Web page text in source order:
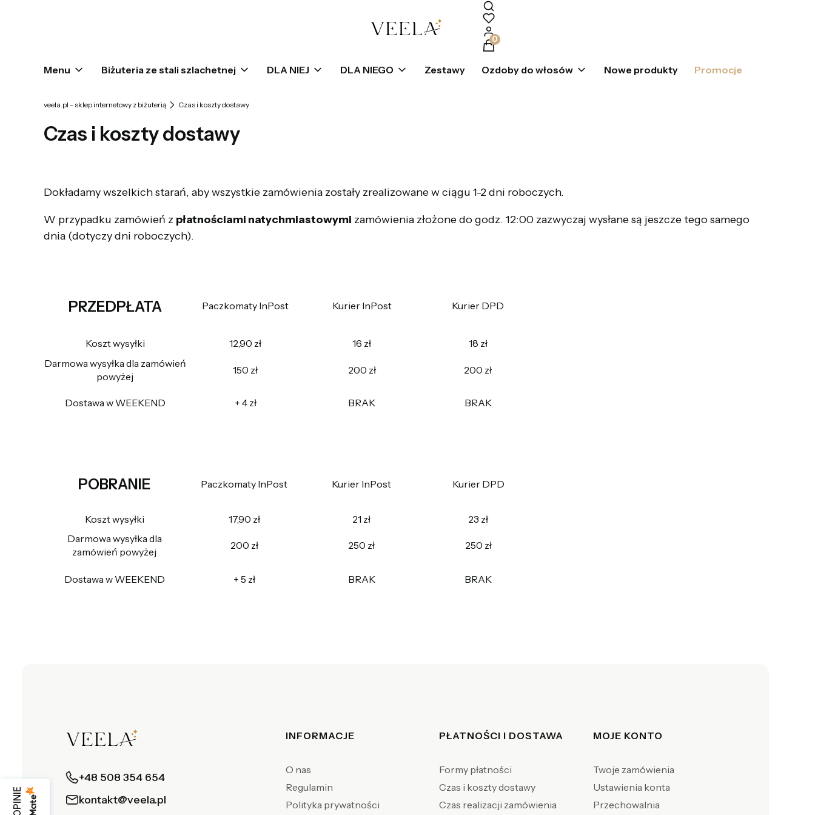
Produkty w koszyku: 0. Zobacz szczegóły
Menu Biżuteria ze stali szlachetnej DLA NIEJ DLA NIEGO Zestawy Ozdoby do włosów Nowe produkty Promocje
veela.pl - sklep internetowy z biżuterią Czas i koszty dostawy
Czas i koszty dostawy
Dokładamy wszelkich starań, aby wszystkie zamówienia zostały zrealizowane w ciągu 1-2 dni roboczych.
W przypadku zamówień z płatnościami natychmiastowymi zamówienia złożone do godz. 12:00 zazwyczaj wysłane są jeszcze tego samego
dnia (dotyczy dni roboczych).
PRZEDPŁATA Paczkomaty InPost Kurier InPost Kurier DPD
Koszt wysyłki 12,90 zł 16 zł
18 zł
Darmowa wysyłka dla zamówień
powyżej
150 zł 200 zł 200 zł
Dostawa w WEEKEND + 4 zł BRAK BRAK
POBRANIE Paczkomaty InPost Kurier InPost Kurier DPD
Koszt wysyłki 17,90 zł 21 zł
23 zł
Darmowa wysyłka dla
zamówień powyżej
200 zł 250 zł 250 zł
Dostawa w WEEKEND + 5 zł BRAK BRAK
+48 508 354 654
kontakt@veela.pl
Linki w stopce
INFORMACJE
O nas
Regulamin
Polityka prywatności
PŁATNOŚCI I DOSTAWA
Formy płatności
Czas i koszty dostawy
Czas realizacji zamówienia
MOJE KONTO
Twoje zamówienia
Ustawienia konta
Przechowalnia